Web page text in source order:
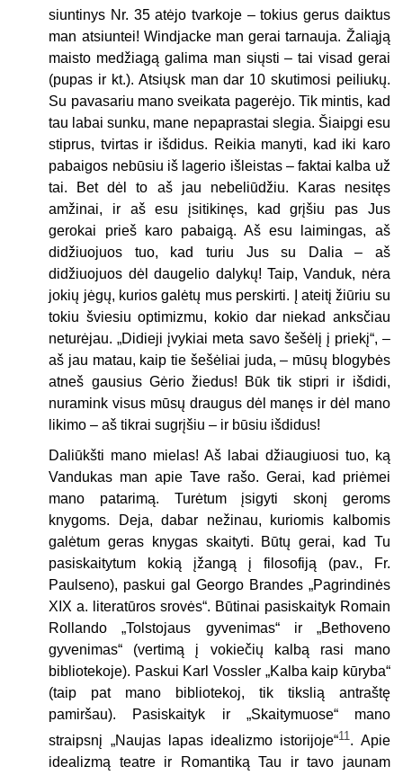
siuntinys Nr. 35 atėjo tvarkoje – tokius gerus daiktus
man atsiuntei! Windjacke man gerai tarnauja. Žaliąją
maisto medžiagą galima man siųsti – tai visad gerai
(pupas ir kt.). Atsiųsk man dar 10 skutimosi peiliukų.
Su pavasariu mano sveikata pagerėjo. Tik mintis, kad
tau labai sunku, mane nepaprastai slegia. Šiaipgi esu
stiprus, tvirtas ir išdidus. Reikia manyti, kad iki karo
pabaigos nebūsiu iš lagerio išleistas – faktai kalba už
tai. Bet dėl to aš jau nebeliūdžiu. Karas nesitęs
amžinai, ir aš esu įsitikinęs, kad grįšiu pas Jus
gerokai prieš karo pabaigą. Aš esu laimingas, aš
didžiuojuos tuo, kad turiu Jus su Dalia – aš
didžiuojuos dėl daugelio dalykų! Taip, Vanduk, nėra
jokių jėgų, kurios galėtų mus perskirti. Į ateitį žiūriu su
tokiu šviesiu optimizmu, kokio dar niekad anksčiau
neturėjau. „Didieji įvykiai meta savo šešėlį į priekį“, –
aš jau matau, kaip tie šešėliai juda, – mūsų blogybės
atneš gausius Gėrio žiedus! Būk tik stipri ir išdidi,
nuramink visus mūsų draugus dėl manęs ir dėl mano
likimo – aš tikrai sugrįšiu – ir būsiu išdidus!
Daliūkšti mano mielas! Aš labai džiaugiuosi tuo, ką
Vandukas man apie Tave rašo. Gerai, kad priėmei
mano patarimą. Turėtum įsigyti skonį geroms
knygoms. Deja, dabar nežinau, kuriomis kalbomis
galėtum geras knygas skaityti. Būtų gerai, kad Tu
pasiskaitytum kokią įžangą į filosofiją (pav., Fr.
Paulseno), paskui gal Georgo Brandes „Pagrindinės
XIX a. literatūros srovės“. Būtinai pasiskaityk Romain
Rollando „Tolstojaus gyvenimas“ ir „Bethoveno
gyvenimas“ (vertimą į vokiečių kalbą rasi mano
bibliotekoje). Paskui Karl Vossler „Kalba kaip kūryba“
(taip pat mano bibliotekoj, tik tikslią antraštę
pamiršau). Pasiskaityk ir „Skaitymuose“ mano
straipsnį „Naujas lapas idealizmo istorijoje“11 . Apie
idealizmą teatre ir Romantiką Tau ir tavo jaunam